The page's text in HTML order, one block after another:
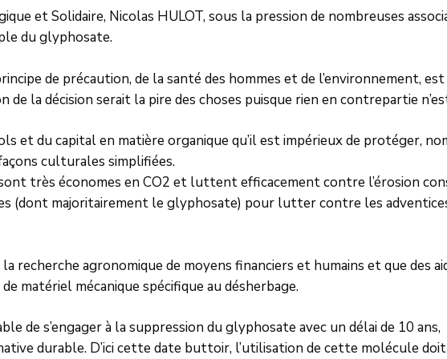
et Solidaire, Nicolas HULOT, sous la pression de nombreuses
du glyphosate.
de précaution, de la santé des hommes et de l’environnement,
de la décision serait la pire des choses puisque rien en contrepartie
et du capital en matière organique qu’il est impérieux de protéger,
culturales simplifiées.
très économes en CO2 et luttent efficacement contre l’érosion
(dont majoritairement le glyphosate) pour lutter contre les
recherche agronomique de moyens financiers et humains et que des
matériel mécanique spécifique au désherbage.
de s’engager à la suppression du glyphosate avec un délai de 10 ans,
durable. D’ici cette date buttoir, l’utilisation de cette molécule